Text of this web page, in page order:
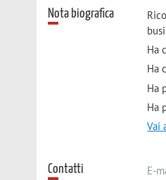
Nota biografica
Ha
Ha
Ha
Ha
Vai
Contatti E-